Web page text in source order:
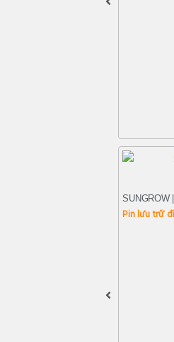
SUNGROW
Pin lưu trữ